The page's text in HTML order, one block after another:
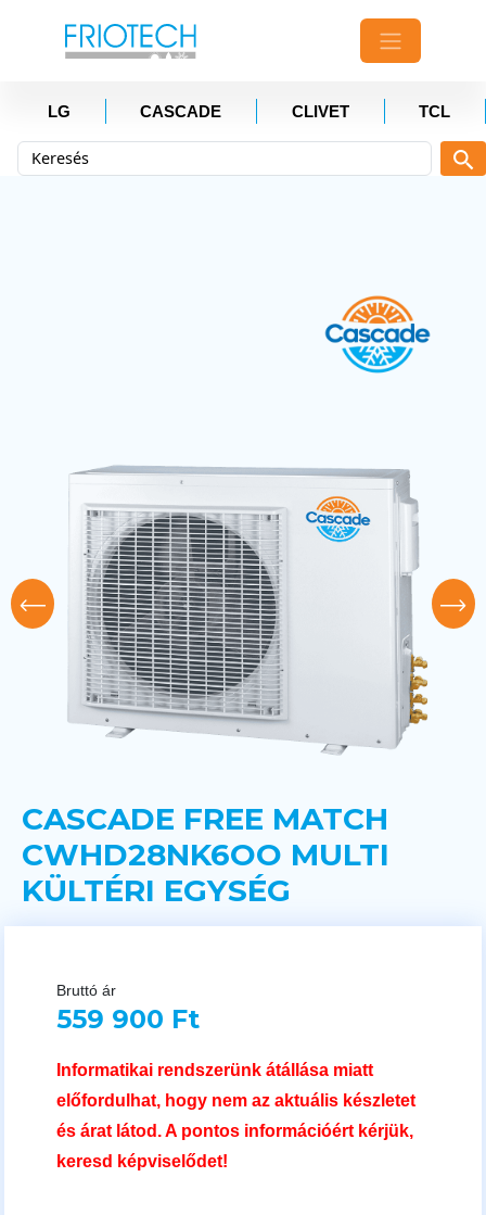
LG CASCADE CLIVET TCL
CASCADE FREE MATCH
CWHD28NK6OO MULTI
KÜLTÉRI EGYSÉG
Bruttó ár
559 900 Ft
Informatikai rendszerünk átállása miatt
előfordulhat, hogy nem az aktuális készletet
és árat látod. A pontos információért kérjük,
keresd képviselődet!